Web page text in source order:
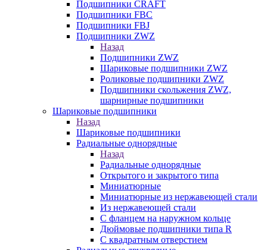
Подшипники CRAFT
Подшипники FBC
Подшипники FBJ
Подшипники ZWZ
Назад
Подшипники ZWZ
Шариковые подшипники ZWZ
Роликовые подшипники ZWZ
Подшипники скольжения ZWZ,
шарнирные подшипники
Шариковые подшипники
Назад
Шариковые подшипники
Радиальные однорядные
Назад
Радиальные однорядные
Открытого и закрытого типа
Миниатюрные
Миниатюрные из нержавеющей стали
Из нержавеющей стали
С фланцем на наружном кольце
Дюймовые подшипники типа R
С квадратным отверстием